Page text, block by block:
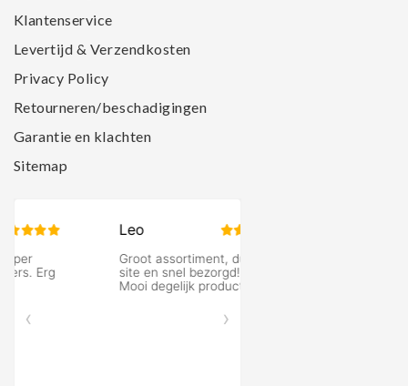
Klantenservice
Levertijd & Verzendkosten
Privacy Policy
Retourneren/beschadigingen
Garantie en klachten
Sitemap